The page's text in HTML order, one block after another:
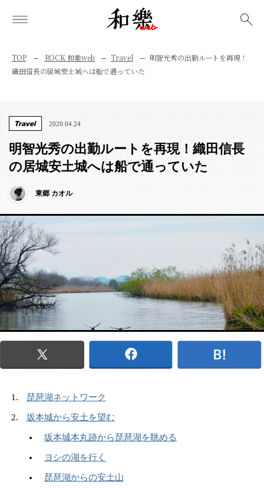
TOP ROCK 和樂web Travel
明智光秀の出勤ルートを再現！
織田信長の居城安土城へは船で通っていた
Travel 2020.04.24
明智光秀の出勤ルートを再現！織田信長
の居城安土城へは船で通っていた
東郷 カオル
琵琶湖ネットワーク
坂本城から安土を望む
坂本城本丸跡から琵琶湖を眺める
ヨシの湖を行く
琵琶湖からの安土山